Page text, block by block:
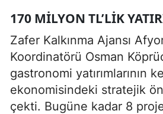
170 MILYON TL’LIK
Zafer Kalkınma Ajansı
Koordinatörü Osman
gastronomi yatırımlarının
ekonomisindeki stratejik
çekti. Bugüne kadar 8